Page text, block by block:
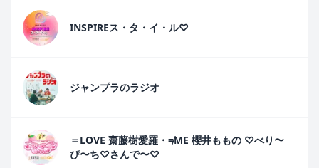
INSPIREス・タ・イ・ル♡
ジャンプラのラジオ
＝LOVE 齋藤樹愛羅・≠ME 櫻井ももの ♡べり〜
ぴ〜ち♡さんで〜♡